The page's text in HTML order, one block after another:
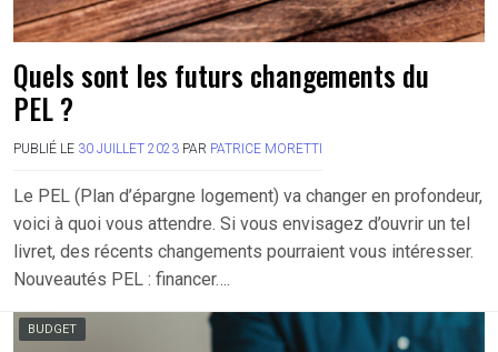
Quels sont les futurs changements du
PEL ?
PUBLIÉ LE 30 JUILLET 2023 PAR PATRICE MORETTI
Le PEL (Plan d’épargne logement) va changer en profondeur,
voici à quoi vous attendre. Si vous envisagez d’ouvrir un tel
livret, des récents changements pourraient vous intéresser.
Nouveautés PEL : financer….
BUDGET